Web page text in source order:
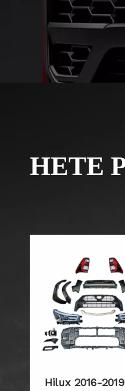
HETE
Hilux 2016-2019